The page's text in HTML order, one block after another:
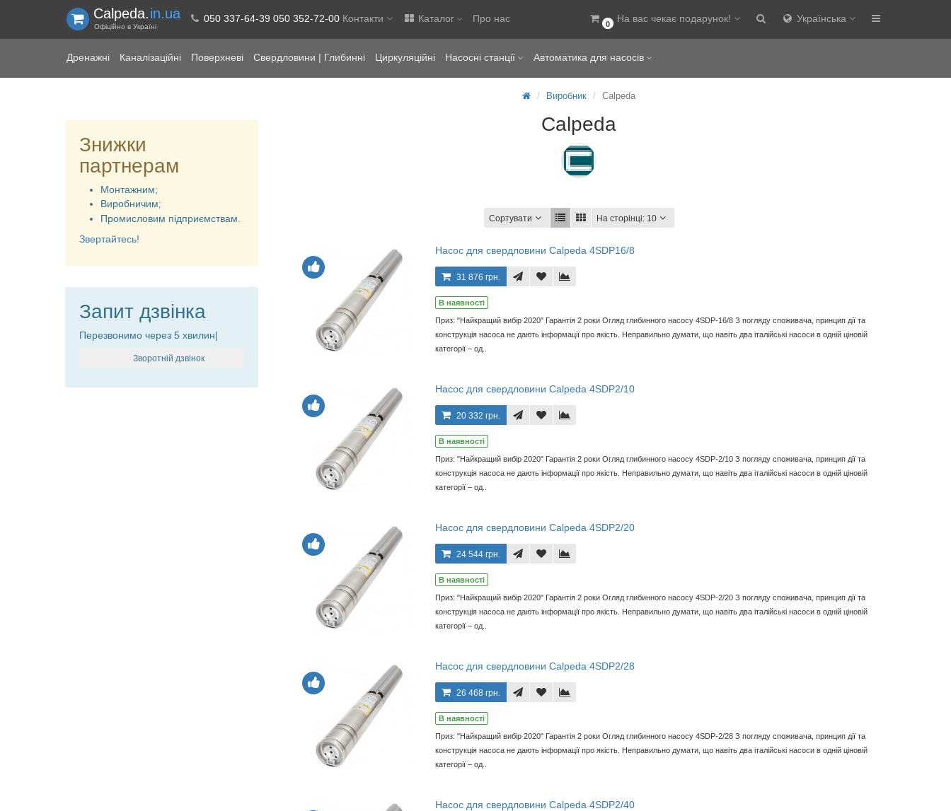
Calpeda.in.ua
Офіційно в Україні
050 337-64-39 050 352-72-00 Контакти Каталог Про нас
0
На вас чекає подарунок! Українська
Дренажні Каналізаційні Поверхневі Свердловини | Глибинні Циркуляційні Насосні станції Автоматика для насосів
Знижки
партнерам
Монтажним;
Виробничим;
Промисловим підприємствам.
Звертайтесь!
Запит дзвінка
Перезвонимо через 5 хвилин|
Зворотній дзвінок
Виробник Calpeda
Calpeda
Сортувати На сторінці: 10
Насос для свердловини Calpeda 4SDP16/8
31 876 грн.
В наявності
Приз: "Найкращий вибір 2020" Гарантія 2 роки Огляд глибинного насосу 4SDP-16/8 З погляду споживача, принцип дії та
конструкція насоса не дають інформації про якість. Неправильно думати, що навіть два італійські насоси в одній ціновій
категорії – од..
Насос для свердловини Calpeda 4SDP2/10
20 332 грн.
В наявності
Приз: "Найкращий вибір 2020" Гарантія 2 роки Огляд глибинного насосу 4SDP-2/10 З погляду споживача, принцип дії та
конструкція насоса не дають інформації про якість. Неправильно думати, що навіть два італійські насоси в одній ціновій
категорії – од..
Насос для свердловини Calpeda 4SDP2/20
24 544 грн.
В наявності
Приз: "Найкращий вибір 2020" Гарантія 2 роки Огляд глибинного насосу 4SDP-2/20 З погляду споживача, принцип дії та
конструкція насоса не дають інформації про якість. Неправильно думати, що навіть два італійські насоси в одній ціновій
категорії – од..
Насос для свердловини Calpeda 4SDP2/28
26 468 грн.
В наявності
Приз: "Найкращий вибір 2020" Гарантія 2 роки Огляд глибинного насосу 4SDP-2/28 З погляду споживача, принцип дії та
конструкція насоса не дають інформації про якість. Неправильно думати, що навіть два італійські насоси в одній ціновій
категорії – од..
Насос для свердловини Calpeda 4SDP2/40